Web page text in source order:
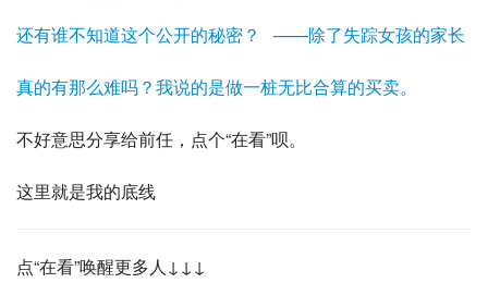
还有谁不知道这个公开的秘密？ ——除了失踪女孩的家长
真的有那么难吗？我说的是做一桩无比合算的买卖。
不好意思分享给前任，点个“在看”呗。
这里就是我的底线
点“在看”唤醒更多人↓↓↓